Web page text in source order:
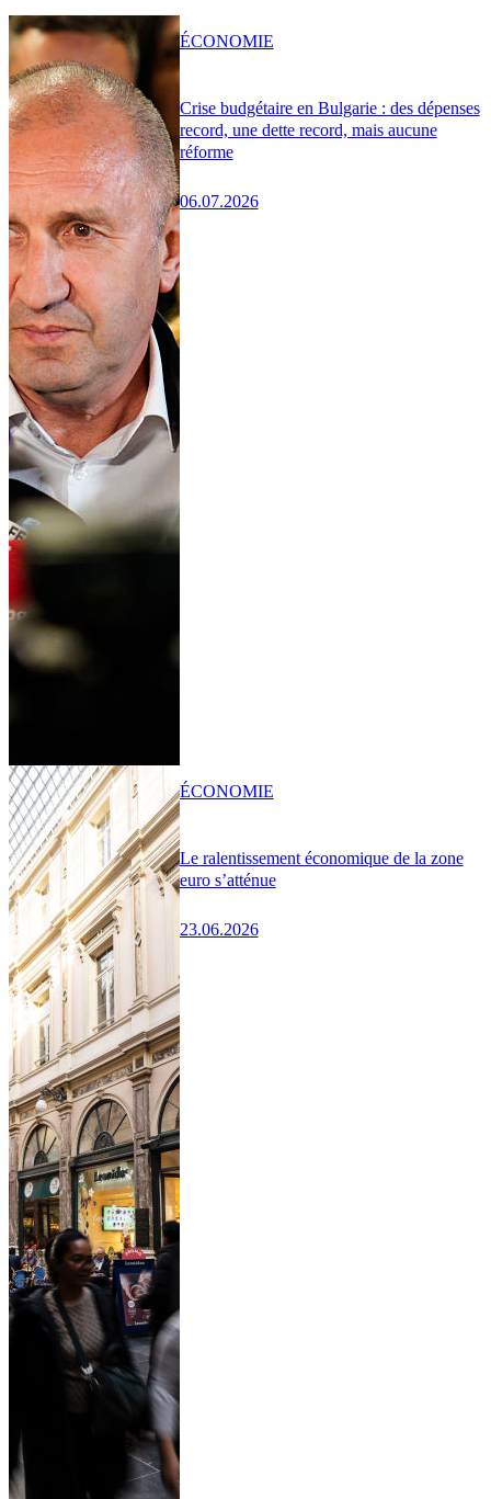
Crise budgétaire en Bulgarie : des dépenses
record, une dette record, mais aucune
réforme
06.07.2026
ÉCONOMIE
Le ralentissement économique de la zone
euro s’atténue
23.06.2026
ÉCONOMIE